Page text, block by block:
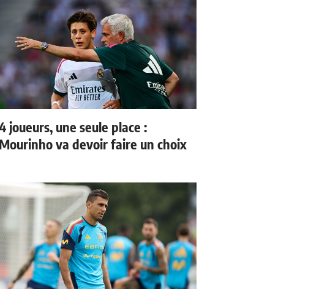
joueurs, une seule place :
Mourinho va devoir faire un choix